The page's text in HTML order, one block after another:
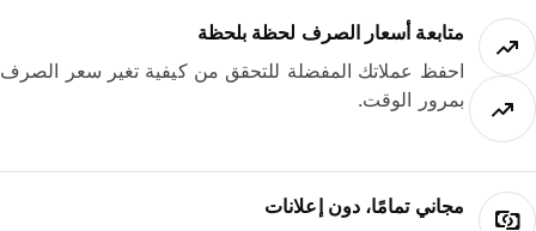
متابعة أسعار الصرف لحظة بلحظة
احفظ عملاتك المفضلة للتحقق من كيفية تغير سعر الصرف
بمرور الوقت.
مجاني تمامًا، دون إعلانات